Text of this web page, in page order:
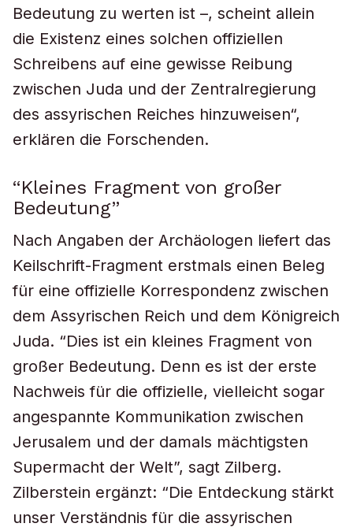
Bedeutung zu werten ist –, scheint allein
die Existenz eines solchen offiziellen
Schreibens auf eine gewisse Reibung
zwischen Juda und der Zentralregierung
des assyrischen Reiches hinzuweisen“,
erklären die Forschenden.
“Kleines Fragment von großer
Bedeutung”
Nach Angaben der Archäologen liefert das
Keilschrift-Fragment erstmals einen Beleg
für eine offizielle Korrespondenz zwischen
dem Assyrischen Reich und dem Königreich
Juda. “Dies ist ein kleines Fragment von
großer Bedeutung. Denn es ist der erste
Nachweis für die offizielle, vielleicht sogar
angespannte Kommunikation zwischen
Jerusalem und der damals mächtigsten
Supermacht der Welt”, sagt Zilberg.
Zilberstein ergänzt: “Die Entdeckung stärkt
unser Verständnis für die assyrischen